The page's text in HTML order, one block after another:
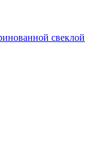
свеклой